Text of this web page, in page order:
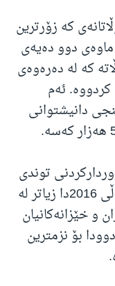
کە زۆرترین
ماوەی دوو دەیەی
کە لە دەرەوەی
ئەم
دانیشتوانی
توندی
بۆ کۆچبەران داناوە. لە کاتێکدا لە ساڵی 2016دا زیاتر لە
و خێزانەکانیان
بۆ نزمترین